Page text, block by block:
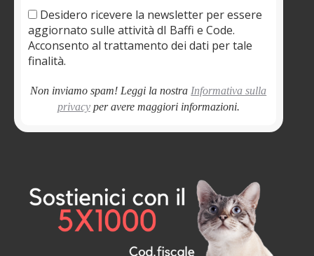
Desidero ricevere la newsletter per essere
aggiornato sulle attività dI Baffi e Code.
Acconsento al trattamento dei dati per tale
finalità.
Non inviamo spam! Leggi la nostra Informativa sulla
privacyper avere maggiori informazioni.